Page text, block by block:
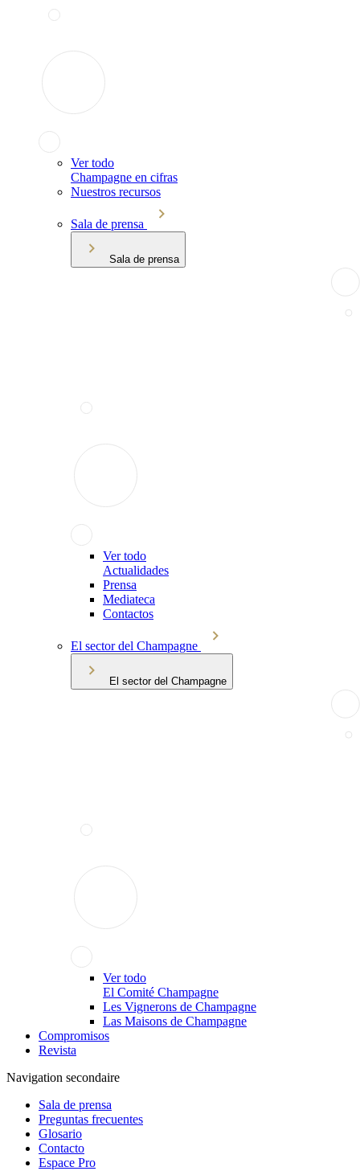
Ver todo
Champagne en cifras
Nuestros recursos
Sala de prensa
Sala de prensa
Ver todo
Actualidades
Prensa
Mediateca
Contactos
El sector del Champagne
El sector del Champagne
Ver todo
El Comité Champagne
Les Vignerons de Champagne
Las Maisons de Champagne
Compromisos
Revista
Navigation secondaire
Sala de prensa
Preguntas frecuentes
Glosario
Contacto
Espace Pro